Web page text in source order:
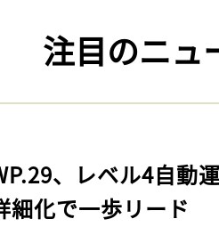
注目のニュ
、レベル4自動
細化で一歩リード